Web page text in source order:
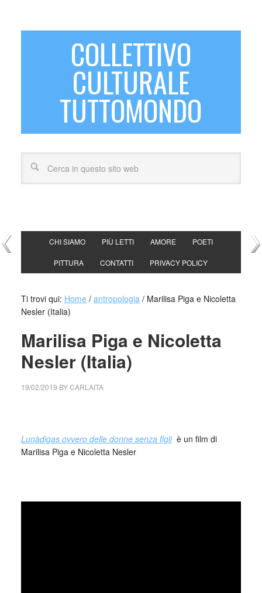
COLLETTIVO
CULTURALE
TUTTOMONDO
CHI SIAMO PIÙ LETTI AMORE POETI
PITTURA CONTATTI PRIVACY POLICY
Ti trovi qui: Home / antropologia /Marilisa Piga e Nicoletta
Nesler (Italia)
Marilisa Piga e Nicoletta
Nesler (Italia)
19/02/2019 BYCARLAITA
Lunàdigas ovvero delle donne senza figliè un film di
Marilisa Piga e Nicoletta Nesler